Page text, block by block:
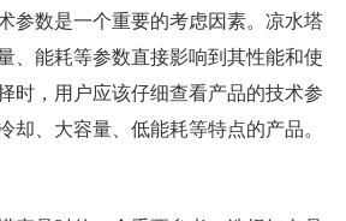
参数是一个重要的考虑因素。凉水塔
、能耗等参数直接影响到其性能和使
时，用户应该仔细查看产品的技术参
却、大容量、低能耗等特点的产品。